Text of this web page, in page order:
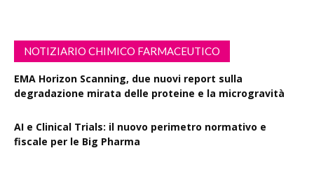
NOTIZIARIO CHIMICO FARMACEUTICO
EMA Horizon Scanning, due nuovi report sulla
degradazione mirata delle proteine e la microgravità
AI e Clinical Trials: il nuovo perimetro normativo e
fiscale per le Big Pharma